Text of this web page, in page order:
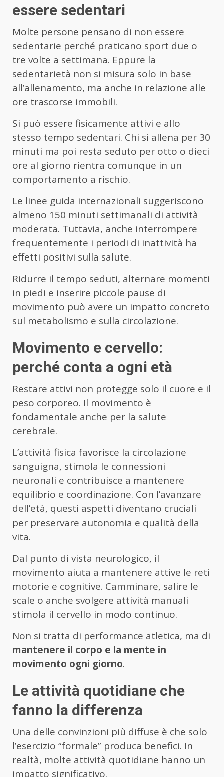
essere sedentari
Molte persone pensano di non essere
sedentarie perché praticano sport due o
tre volte a settimana. Eppure la
sedentarietà non si misura solo in base
all’allenamento, ma anche in relazione alle
ore trascorse immobili.
Si può essere fisicamente attivi e allo
stesso tempo sedentari. Chi si allena per 30
minuti ma poi resta seduto per otto o dieci
ore al giorno rientra comunque in un
comportamento a rischio.
Le linee guida internazionali suggeriscono
almeno 150 minuti settimanali di attività
moderata. Tuttavia, anche interrompere
frequentemente i periodi di inattività ha
effetti positivi sulla salute.
Ridurre il tempo seduti, alternare momenti
in piedi e inserire piccole pause di
movimento può avere un impatto concreto
sul metabolismo e sulla circolazione.
Movimento e cervello:
perché conta a ogni età
Restare attivi non protegge solo il cuore e il
peso corporeo. Il movimento è
fondamentale anche per la salute
cerebrale.
L’attività fisica favorisce la circolazione
sanguigna, stimola le connessioni
neuronali e contribuisce a mantenere
equilibrio e coordinazione. Con l’avanzare
dell’età, questi aspetti diventano cruciali
per preservare autonomia e qualità della
vita.
Dal punto di vista neurologico, il
movimento aiuta a mantenere attive le reti
motorie e cognitive. Camminare, salire le
scale o anche svolgere attività manuali
stimola il cervello in modo continuo.
Non si tratta di performance atletica, ma di
mantenere il corpo e la mente in
movimento ogni giorno.
Le attività quotidiane che
fanno la differenza
Una delle convinzioni più diffuse è che solo
l’esercizio “formale” produca benefici. In
realtà, molte attività quotidiane hanno un
impatto significativo.